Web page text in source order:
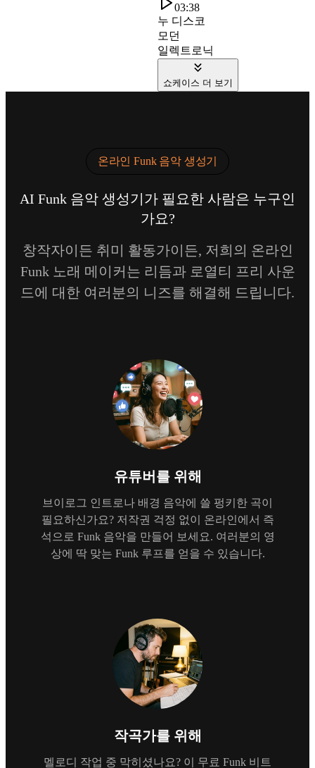
03:38
누 디스코
모던
일렉트로닉
쇼케이스 더 보기
온라인 Funk 음악 생성기
AI Funk 음악 생성기가 필요한 사람은 누구인
가요?
창작자이든 취미 활동가이든, 저희의 온라인
Funk 노래 메이커는 리듬과 로열티 프리 사운
드에 대한 여러분의 니즈를 해결해 드립니다.
유튜버를 위해
브이로그 인트로나 배경 음악에 쓸 펑키한 곡이
필요하신가요? 저작권 걱정 없이 온라인에서 즉
석으로 Funk 음악을 만들어 보세요. 여러분의 영
상에 딱 맞는 Funk 루프를 얻을 수 있습니다.
작곡가를 위해
멜로디 작업 중 막히셨나요? 이 무료 Funk 비트